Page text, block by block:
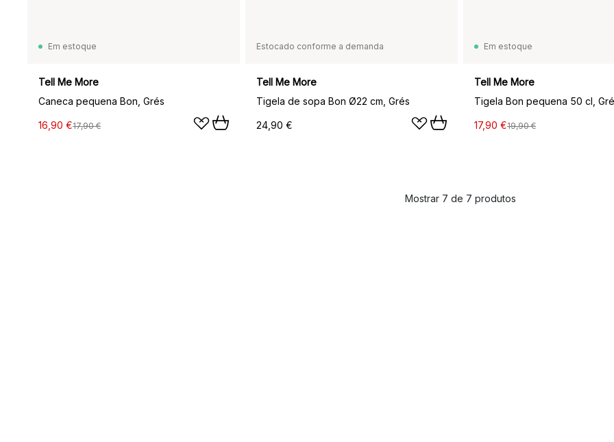
Em estoque
Tell Me More
Caneca pequena Bon, Grés
16,90 €17,90 €
Estocado conforme a demanda
Tell Me More
Tigela de sopa Bon Ø22 cm, Grés
24,90 €
Em estoque
Tell Me More
Tigela Bon pequena 50 cl,
17,90 €19,90 €
Mostrar 7 de 7 produtos